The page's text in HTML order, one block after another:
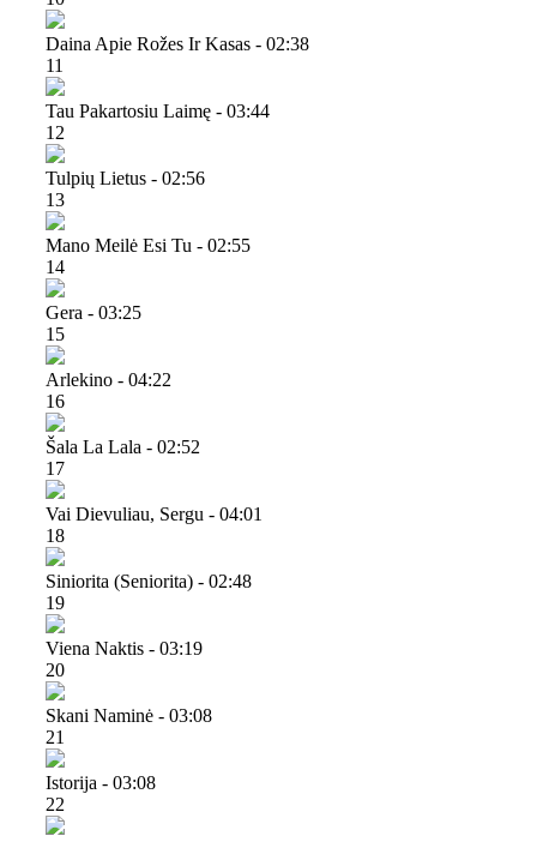
Daina Apie Rožes Ir Kasas - 02:38
11
Tau Pakartosiu Laimę - 03:44
12
Tulpių Lietus - 02:56
13
Mano Meilė Esi Tu - 02:55
14
Gera - 03:25
15
Arlekino - 04:22
16
Šala La Lala - 02:52
17
Vai Dievuliau, Sergu - 04:01
18
Siniorita (seniorita) - 02:48
19
Viena Naktis - 03:19
20
Skani Naminė - 03:08
21
Istorija - 03:08
22